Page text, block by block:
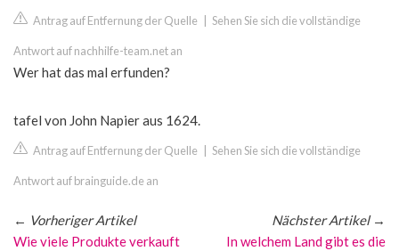
Antrag auf Entfernung der Quelle Sehen Sie sich die vollständige
Antwort auf nachhilfe-team.net an
Wer hat das mal erfunden?
tafel von John Napier aus 1624.
Antrag auf Entfernung der Quelle Sehen Sie sich die vollständige
Antwort auf brainguide.de an
← Vorheriger Artikel
Wie viele Produkte verkauft
Nächster Artikel→
In welchem Land gibt es die